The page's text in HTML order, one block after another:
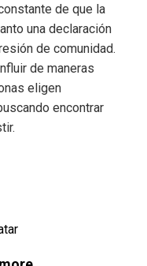
de que la
una declaración
de comunidad.
de maneras
eligen
encontrar